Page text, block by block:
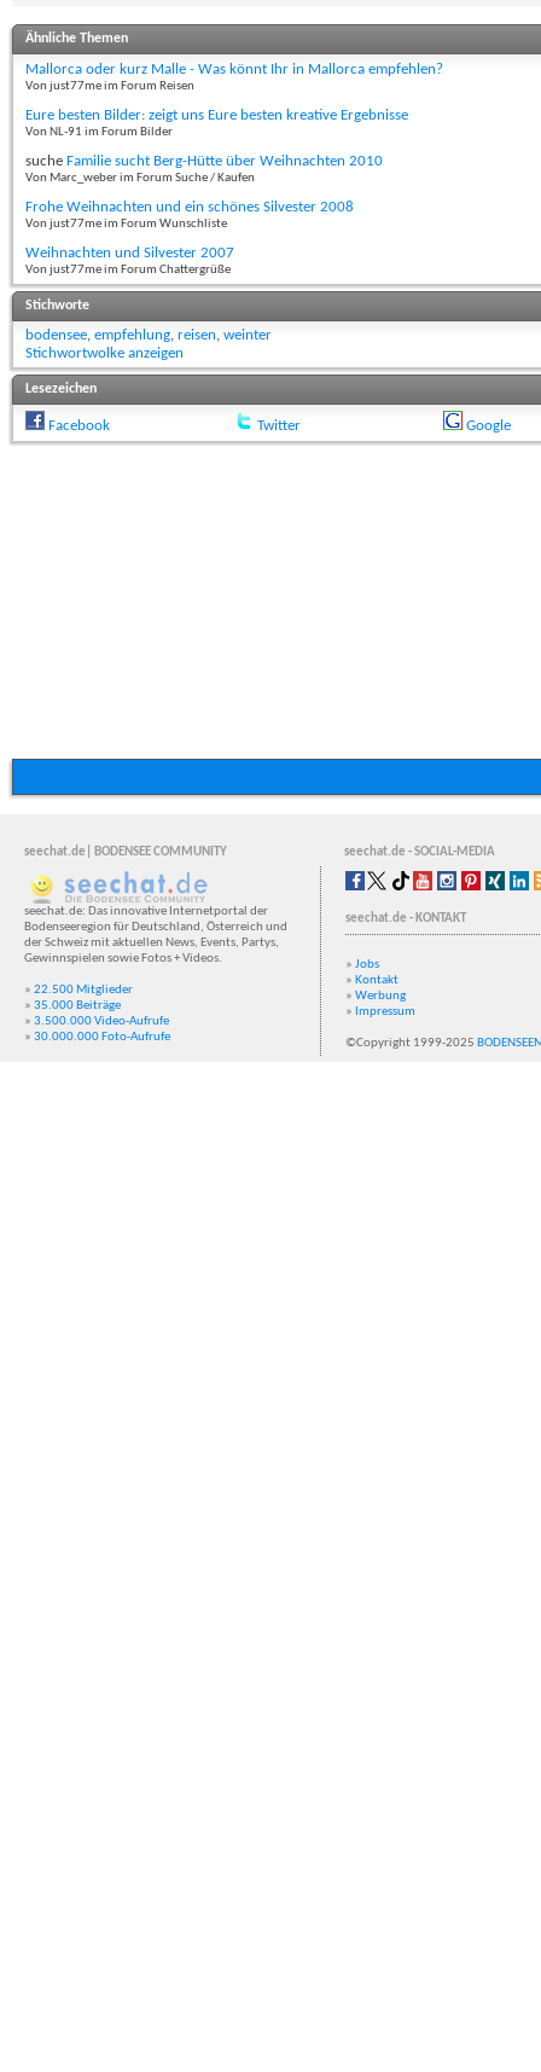
Ähnliche Themen
Mallorca oder kurz Malle - Was könnt Ihr in Mallorca empfehlen?
Von just77me im Forum Reisen
Eure besten Bilder: zeigt uns Eure besten kreative Ergebnisse
Von NL-91 im Forum Bilder
suche Familie sucht Berg-Hütte über Weihnachten 2010
Von Marc_weber im Forum Suche / Kaufen
Frohe Weihnachten und ein schönes Silvester 2008
Von just77me im Forum Wunschliste
Weihnachten und Silvester 2007
Von just77me im Forum Chattergrüße
Stichworte
bodensee, empfehlung, reisen, weinter
Stichwortwolke anzeigen
Lesezeichen
Facebook Twitter Google
seechat.de| BODENSEE COMMUNITY seechat.de - SOCIAL-MEDIA
seechat.de: Das innovative Internetportal der
Bodenseeregion für Deutschland, Österreich und
der Schweiz mit aktuellen News, Events, Partys,
Gewinnspielen sowie Fotos + Videos.
» 22.500 Mitglieder
» 35.000 Beiträge
» 3.500.000 Video-Aufrufe
» 30.000.000 Foto-Aufrufe
seechat.de - KONTAKT
» Jobs
» Kontakt
» Werbung
» Impressum
©Copyright 1999-2025